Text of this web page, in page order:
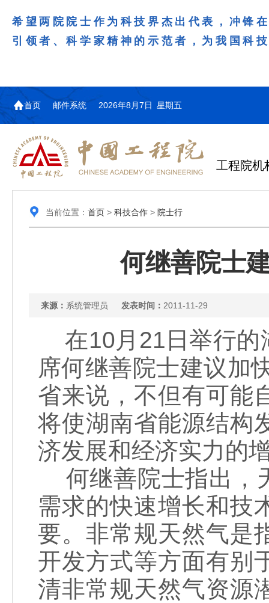
希望两院院士作为科技界杰出代表，冲锋
引领者、科学家精神的示范者，为我国科
首页 邮件系统 2026年8月7日 星期五
工程院机
当前位置： 首页> 科技合作> 院士行
何继善院士
来源： 系统管理员 发表时间： 2011-11-29
在10月21日举行的
席何继善院士建议加
省来说，不但有可能
将使湖南省能源结构
济发展和经济实力的
何继善院士指出，
需求的快速增长和技
要。非常规天然气是
开发方式等方面有别
清非常规天然气资源